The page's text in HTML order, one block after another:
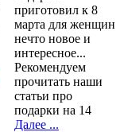
приготовил к 8
марта для женщин
нечто новое и
интересное...
Рекомендуем
прочитать наши
статьи про
подарки на 14
Далее ...